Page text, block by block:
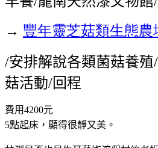
→ 豐年靈芝菇類生態農
/安排解說各類菌菇養殖/
菇活動/回程
費用4200元
5點起床，顯得很靜又美。